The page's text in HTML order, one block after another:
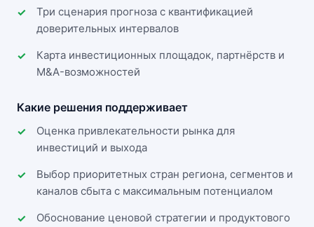
Три сценария прогноза с квантификацией
доверительных интервалов
Карта инвестиционных площадок, партнёрств и
M&A-возможностей
Какие решения поддерживает
Оценка привлекательности рынка для
инвестиций и выхода
Выбор приоритетных стран региона, сегментов и
каналов сбыта с максимальным потенциалом
Обоснование ценовой стратегии и продуктового